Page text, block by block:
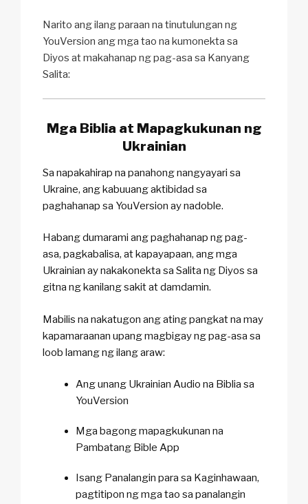
Narito ang ilang paraan na tinutulungan ng
YouVersion ang mga tao na kumonekta sa
Diyos at makahanap ng pag-asa sa Kanyang
Salita:
Mga Biblia at Mapagkukunan ng
Ukrainian
Sa napakahirap na panahong nangyayari sa
Ukraine, ang kabuuang aktibidad sa
paghahanap sa YouVersion ay nadoble.
Habang dumarami ang paghahanap ng pag-
asa, pagkabalisa, at kapayapaan, ang mga
Ukrainian ay nakakonekta sa Salita ng Diyos sa
gitna ng kanilang sakit at damdamin.
Mabilis na nakatugon ang ating pangkat na may
kapamaraanan upang magbigay ng pag-asa sa
loob lamang ng ilang araw:
Ang unang Ukrainian Audio na Biblia sa
YouVersion
Mga bagong mapagkukunan na
Pambatang Bible App
Isang Panalangin para sa Kaginhawaan,
pagtitipon ng mga tao sa panalangin